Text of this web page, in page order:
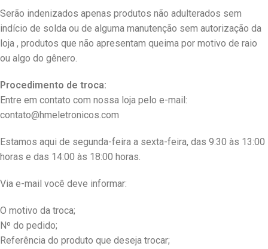
Serão indenizados apenas produtos não adulterados sem
indício de solda ou de alguma manutenção sem autorização da
loja , produtos que não apresentam queima por motivo de raio
ou algo do gênero.
Procedimento de troca:
Entre em contato com nossa loja pelo e-mail:
contato@hmeletronicos.com
Estamos aqui de segunda-feira a sexta-feira, das 9:30 às 13:00
horas e das 14:00 às 18:00 horas.
Via e-mail você deve informar:
O motivo da troca;
Nº do pedido;
Referência do produto que deseja trocar;